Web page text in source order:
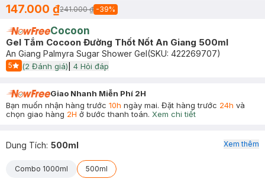
147.000 ₫241.000 ₫ -39%
Cocoon
Gel Tắm Cocoon Đường Thốt Nốt An Giang 500ml
An Giang Palmyra Sugar Shower Gel(SKU: 422269707)
5
Start Icon
(2 Đánh giá) 4 Hỏi đáp
Giao Nhanh Miễn Phí 2H
Bạn muốn nhận hàng trước 10h ngày mai. Đặt hàng trước 24h và
chọn giao hàng 2H ở bước thanh toán. Xem chi tiết
Dung Tích: 500ml
Combo 1000ml 500ml
Xem thêm